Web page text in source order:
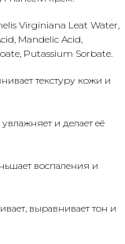
Virginiana Leat Water,
Mandelic Acid,
Putassium Sorbate.
текстуру кожи и
и делает её
воспаления и
выравнивает тон и